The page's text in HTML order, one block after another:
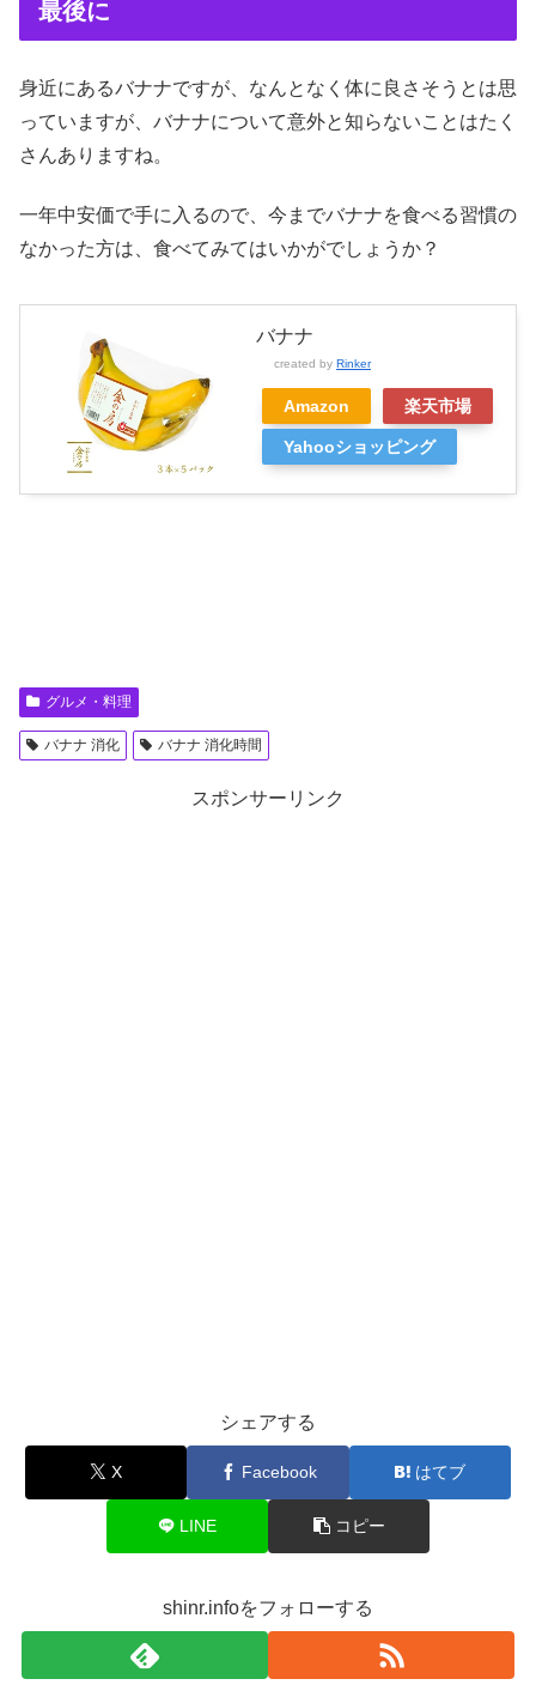
最後に
身近にあるバナナですが、なんとなく体に良さそうとは思
っていますが、バナナについて意外と知らないことはたく
さんありますね。
一年中安価で手に入るので、今までバナナを食べる習慣の
なかった方は、食べてみてはいかがでしょうか？
バナナ
created by Rinker
Amazon 楽天市場
Yahooショッピング
グルメ・料理
バナナ 消化 バナナ 消化時間
スポンサーリンク
シェアする
X Facebook はてブ
LINE コピー
shinr.infoをフォローする